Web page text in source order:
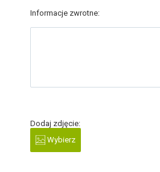
Informacje zwrotne:
Dodaj zdjęcie:
Wybierz